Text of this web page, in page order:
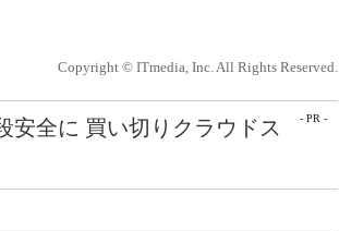
Copyright © ITmedia, Inc. All Rights Reserved.
- PR -
安全に 買い切りクラウドス